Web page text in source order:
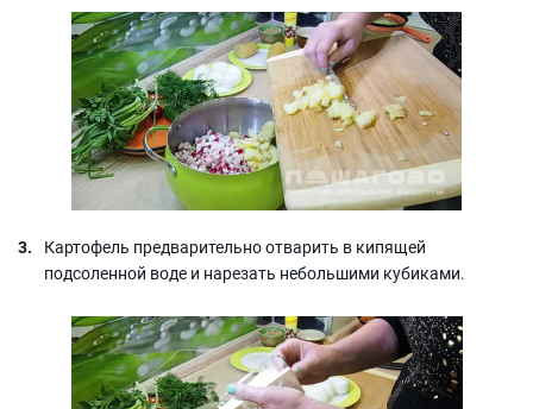
Картофель предварительно отварить в кипящей
подсоленной воде и нарезать небольшими кубиками.